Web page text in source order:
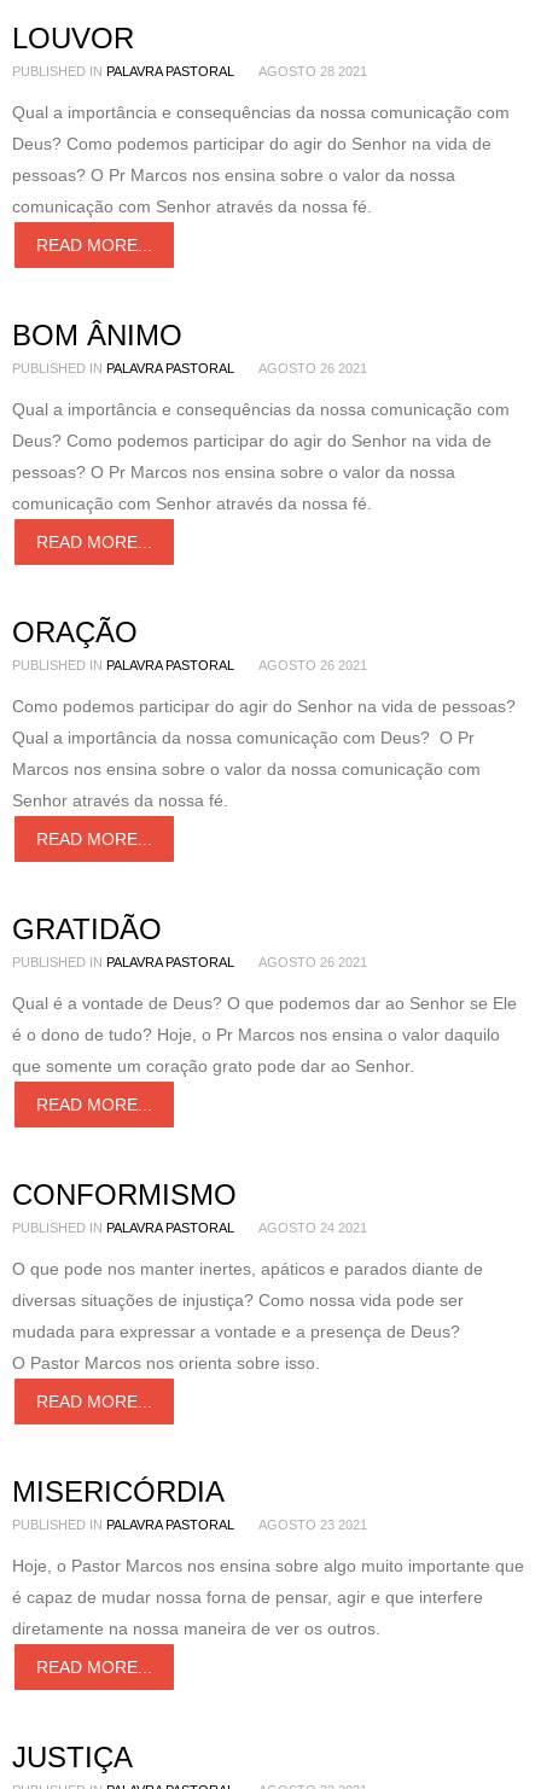
LOUVOR
PUBLISHED IN PALAVRA PASTORAL AGOSTO 28 2021
Qual a importância e consequências da nossa comunicação com
Deus? Como podemos participar do agir do Senhor na vida de
pessoas? O Pr Marcos nos ensina sobre o valor da nossa
comunicação com Senhor através da nossa fé.
READ MORE...
BOM ÂNIMO
PUBLISHED IN PALAVRA PASTORAL AGOSTO 26 2021
Qual a importância e consequências da nossa comunicação com
Deus? Como podemos participar do agir do Senhor na vida de
pessoas? O Pr Marcos nos ensina sobre o valor da nossa
comunicação com Senhor através da nossa fé.
READ MORE...
ORAÇÃO
PUBLISHED IN PALAVRA PASTORAL AGOSTO 26 2021
Como podemos participar do agir do Senhor na vida de pessoas?
Qual a importância da nossa comunicação com Deus? O Pr
Marcos nos ensina sobre o valor da nossa comunicação com
Senhor através da nossa fé.
READ MORE...
GRATIDÃO
PUBLISHED IN PALAVRA PASTORAL AGOSTO 26 2021
Qual é a vontade de Deus? O que podemos dar ao Senhor se Ele
é o dono de tudo? Hoje, o Pr Marcos nos ensina o valor daquilo
que somente um coração grato pode dar ao Senhor.
READ MORE...
CONFORMISMO
PUBLISHED IN PALAVRA PASTORAL AGOSTO 24 2021
O que pode nos manter inertes, apáticos e parados diante de
diversas situações de injustiça? Como nossa vida pode ser
mudada para expressar a vontade e a presença de Deus?
O Pastor Marcos nos orienta sobre isso.
READ MORE...
MISERICÓRDIA
PUBLISHED IN PALAVRA PASTORAL AGOSTO 23 2021
Hoje, o Pastor Marcos nos ensina sobre algo muito importante que
é capaz de mudar nossa forna de pensar, agir e que interfere
diretamente na nossa maneira de ver os outros.
READ MORE...
JUSTIÇA